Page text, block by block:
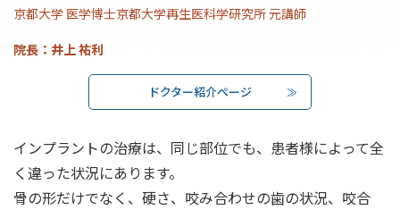
京都大学 医学博士京都大学再生医科学研究所 元講師
院長：井上 祐利
ドクター紹介ページ
インプラントの治療は、同じ部位でも、患者様によって全
く違った状況にあります。
骨の形だけでなく、硬さ、咬み合わせの歯の状況、咬合